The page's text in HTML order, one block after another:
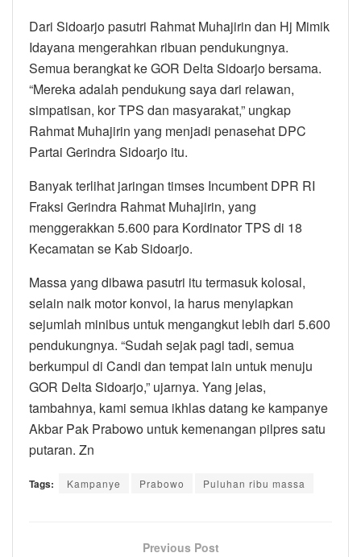
Dari Sidoarjo pasutri Rahmat Muhajirin dan Hj Mimik
Idayana mengerahkan ribuan pendukungnya.
Semua berangkat ke GOR Delta Sidoarjo bersama.
“Mereka adalah pendukung saya dari relawan,
simpatisan, kor TPS dan masyarakat,” ungkap
Rahmat Muhajirin yang menjadi penasehat DPC
Partai Gerindra Sidoarjo itu.
Banyak terlihat jaringan timses Incumbent DPR RI
Fraksi Gerindra Rahmat Muhajirin, yang
menggerakkan 5.600 para Kordinator TPS di 18
Kecamatan se Kab Sidoarjo.
Massa yang dibawa pasutri itu termasuk kolosal,
selain naik motor konvoi, ia harus menyiapkan
sejumlah minibus untuk mengangkut lebih dari 5.600
pendukungnya. “Sudah sejak pagi tadi, semua
berkumpul di Candi dan tempat lain untuk menuju
GOR Delta Sidoarjo,” ujarnya. Yang jelas,
tambahnya, kami semua ikhlas datang ke kampanye
Akbar Pak Prabowo untuk kemenangan pilpres satu
putaran. Zn
Tags: Kampanye Prabowo Puluhan ribu massa
Previous Post